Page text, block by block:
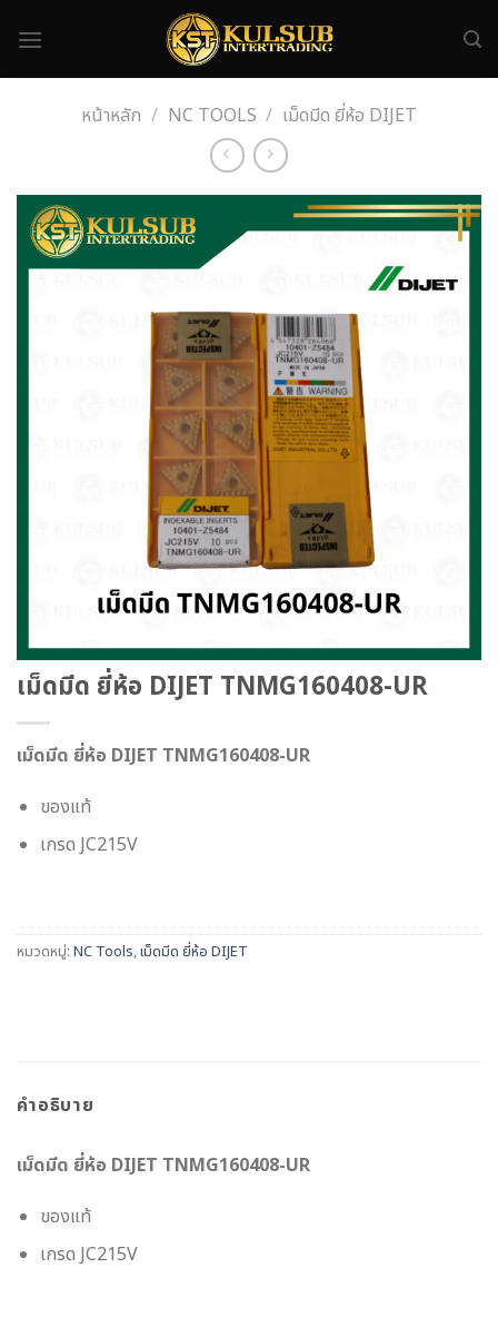
หน้าหลัก / NC TOOLS / เม็ดมีด ยี่ห้อ DIJET
เม็ดมีด ยี่ห้อ DIJET TNMG160408-UR
เม็ดมีด ยี่ห้อ DIJET TNMG160408-UR
ของแท้
เกรด JC215V
หมวดหมู่: NC Tools,เม็ดมีด ยี่ห้อ DIJET
คำอธิบาย
เม็ดมีด ยี่ห้อ DIJET TNMG160408-UR
ของแท้
เกรด JC215V